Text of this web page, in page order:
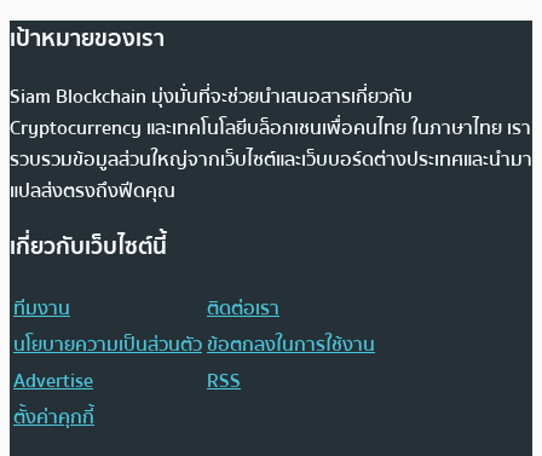
เป้าหมายของเรา
Siam Blockchain มุ่งมั่นที่จะช่วยนำเสนอสารเกี่ยวกับ
Cryptocurrency และเทคโนโลยีบล็อกเชนเพื่อคนไทย ในภาษาไทย เรา
รวบรวมข้อมูลส่วนใหญ่จากเว็บไซต์และเว็บบอร์ดต่างประเทศและนำมา
แปลส่งตรงถึงฟีดคุณ
เกี่ยวกับเว็บไซต์นี้
ทีมงาน
ติดต่อเรา
นโยบายความเป็นส่วนตัวข้อตกลงในการใช้งาน
Advertise
RSS
ตั้งค่าคุกกี้